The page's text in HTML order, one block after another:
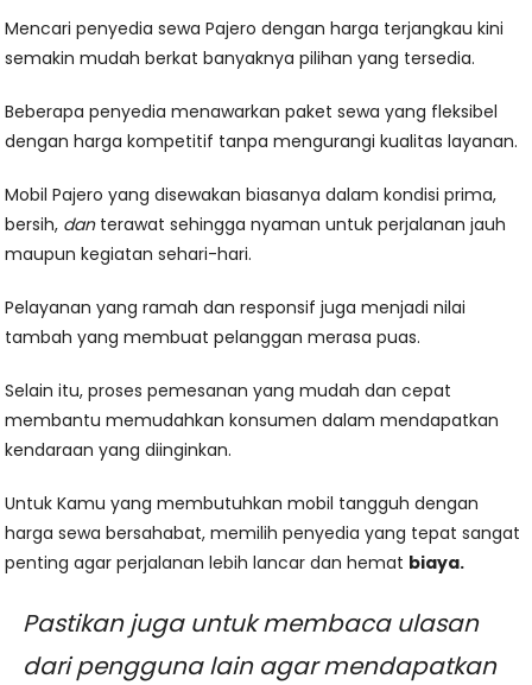
Mencari penyedia sewa Pajero dengan harga terjangkau kini
semakin mudah berkat banyaknya pilihan yang tersedia.
Beberapa penyedia menawarkan paket sewa yang fleksibel
dengan harga kompetitif tanpa mengurangi kualitas layanan.
Mobil Pajero yang disewakan biasanya dalam kondisi prima,
bersih, danterawat sehingga nyaman untuk perjalanan jauh
maupun kegiatan sehari-hari.
Pelayanan yang ramah dan responsif juga menjadi nilai
tambah yang membuat pelanggan merasa puas.
Selain itu, proses pemesanan yang mudah dan cepat
membantu memudahkan konsumen dalam mendapatkan
kendaraan yang diinginkan.
Untuk Kamu yang membutuhkan mobil tangguh dengan
harga sewa bersahabat, memilih penyedia yang tepat sangat
penting agar perjalanan lebih lancar dan hemat biaya.
Pastikan juga untuk membaca ulasan
dari pengguna lain agar mendapatkan